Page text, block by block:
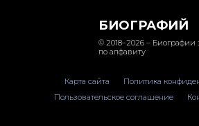
БИОГРАФИЙ
© 2018–2026 – Биографии
по алфавиту
Карта сайта
Политика
Пользовательское соглашение